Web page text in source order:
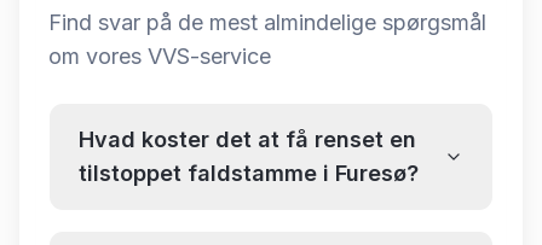
Find svar på de mest almindelige spørgsmål
om vores VVS-service
Hvad koster det at få renset en
tilstoppet faldstamme i Furesø?